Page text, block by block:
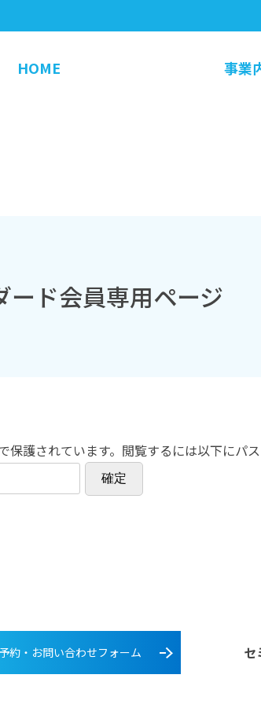
HOME 事業
ード会員専用ページ
保護されています。閲覧するには以下にパ
約・お問い合わせフォーム セ